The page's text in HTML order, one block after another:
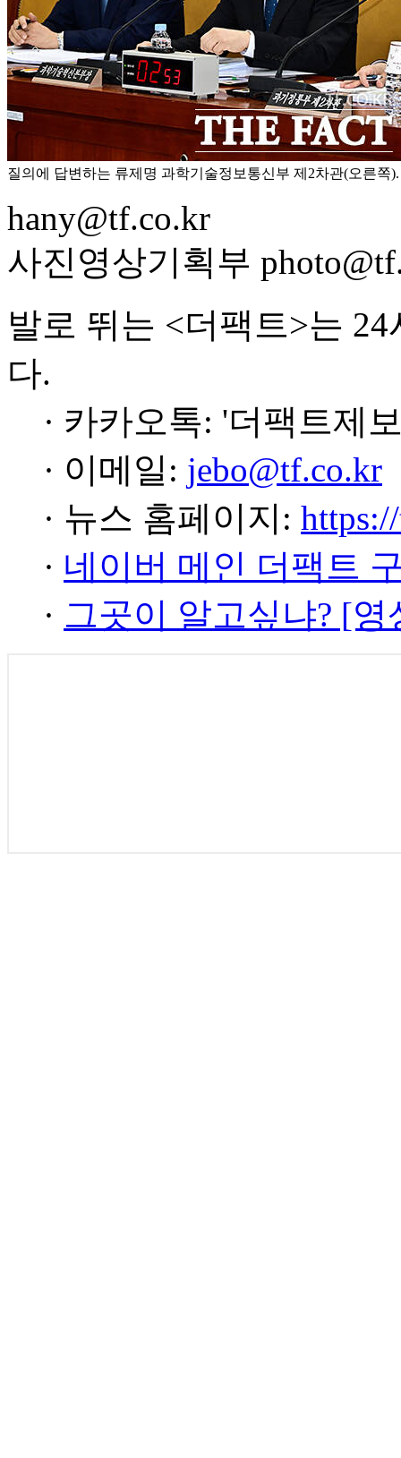
질의에 답변하는 류제명 과학기술정보통신부 제2차관(오른쪽).
hany@tf.co.kr
사진영상기획부
발로 뛰는 <더팩트>는
다.
· 카카오톡: '더팩트제
· 이메일: jebo@tf.co.kr
· 뉴스 홈페이지:
· 네이버 메인 더팩트
· 그곳이 알고싶냐? [